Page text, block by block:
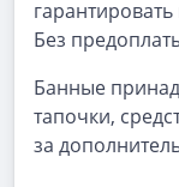
Без
Банные
тапочки,
за